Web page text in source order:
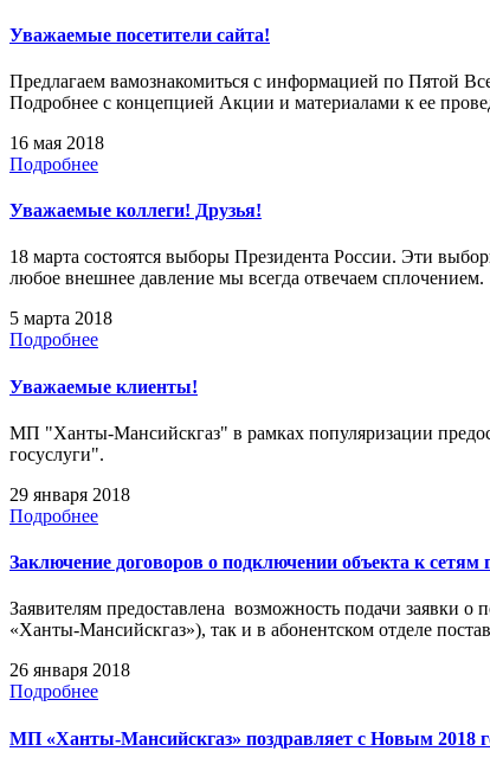
Уважаемые посетители сайта!
Предлагаем вамознакомиться с информацией по
Подробнее с концепцией Акции и материалами к ее
16 мая 2018
Подробнее
Уважаемые коллеги! Друзья!
18 марта состоятся выборы Президента России. Эти
любое внешнее давление мы всегда отвечаем сплочением.
5 марта 2018
Подробнее
Уважаемые клиенты!
МП "Ханты-Мансийскгаз" в рамках популяризации
госуслуги".
29 января 2018
Подробнее
Заключение договоров о подключении объекта к сетям
Заявителям предоставлена возможность подачи заявки
«Ханты-Мансийскгаз»), так и в абонентском отделе
26 января 2018
Подробнее
МП «Ханты-Мансийскгаз» поздравляет с Новым 2018